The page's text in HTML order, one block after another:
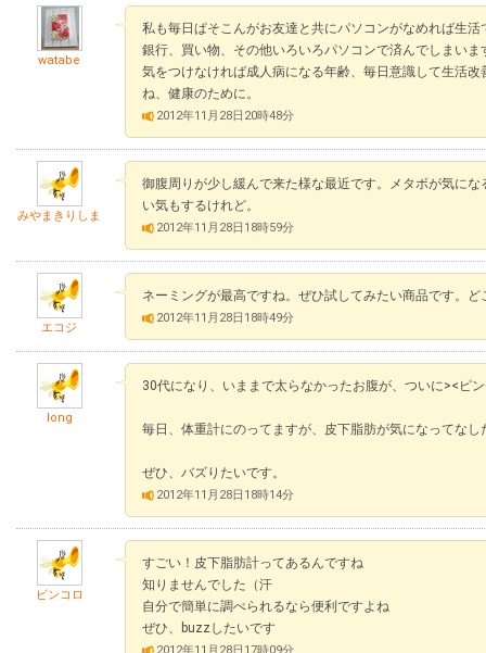
watabe
私も毎日ぱそこんがお友達と共にパソコンがなめれば生
銀行、買い物、その他いろいろパソコンで済んでしまい
気をつけなければ成人病になる年齢、毎日意識して生活
ね、健康のために。
2012年11月28日20時48分
みやまきりしま
御腹周りが少し緩んで来た様な最近です。メタボが気に
い気もするけれど。
2012年11月28日18時59分
エコジ
ネーミングが最高ですね。ぜひ試してみたい商品です。
2012年11月28日18時49分
long
30代になり、いままで太らなかったお腹が、ついに><ピ
毎日、体重計にのってますが、皮下脂肪が気になってなし
ぜひ、バズりたいです。
2012年11月28日18時14分
ビンコロ
すごい！皮下脂肪計ってあるんですね
知りませんでした（汗
自分で簡単に調べられるなら便利ですよね
ぜひ、buzzしたいです